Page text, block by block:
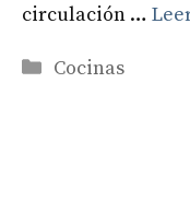
circulación …
Categorías
Cocinas